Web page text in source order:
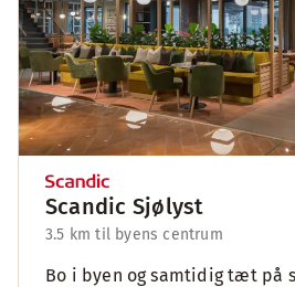
Scandic Sjølyst
3.5 km til byens centrum
Bo i byen og samtidig tæt på